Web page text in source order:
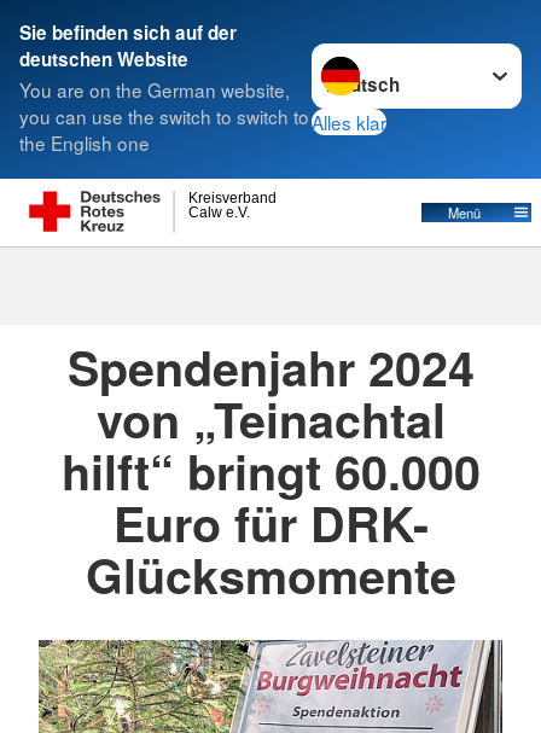
Sie befinden sich auf der
deutschen Website
You are on the German website,
you can use the switch to switch to
the English one
Sprache wechseln zu
Alles klar
Calw e.V.
Kreisverband
Menü
Suche
Spendenjahr 2024
von „Teinachtal
hilft“ bringt 60.000
Euro für DRK-
Glücksmomente